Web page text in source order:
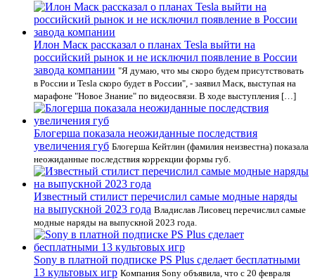
Илон Маск рассказал о планах Tesla выйти на
российский рынок и не исключил появление в России
завода компании "Я думаю, что мы скоро будем присутствовать
в России и Tesla скоро будет в России", - заявил Маск, выступая на
марафоне "Новое Знание" по видеосвязи. В ходе выступления […]
Блогерша показала неожиданные последствия
увеличения губ Блогерша Кейтлин (фамилия неизвестна) показала
неожиданные последствия коррекции формы губ.
Известный стилист перечислил самые модные наряды
на выпускной 2023 года Владислав Лисовец перечислил самые
модные наряды на выпускной 2023 года.
Sony в платной подписке PS Plus сделает бесплатными
13 культовых игр Компания Sony объявила, что с 20 февраля